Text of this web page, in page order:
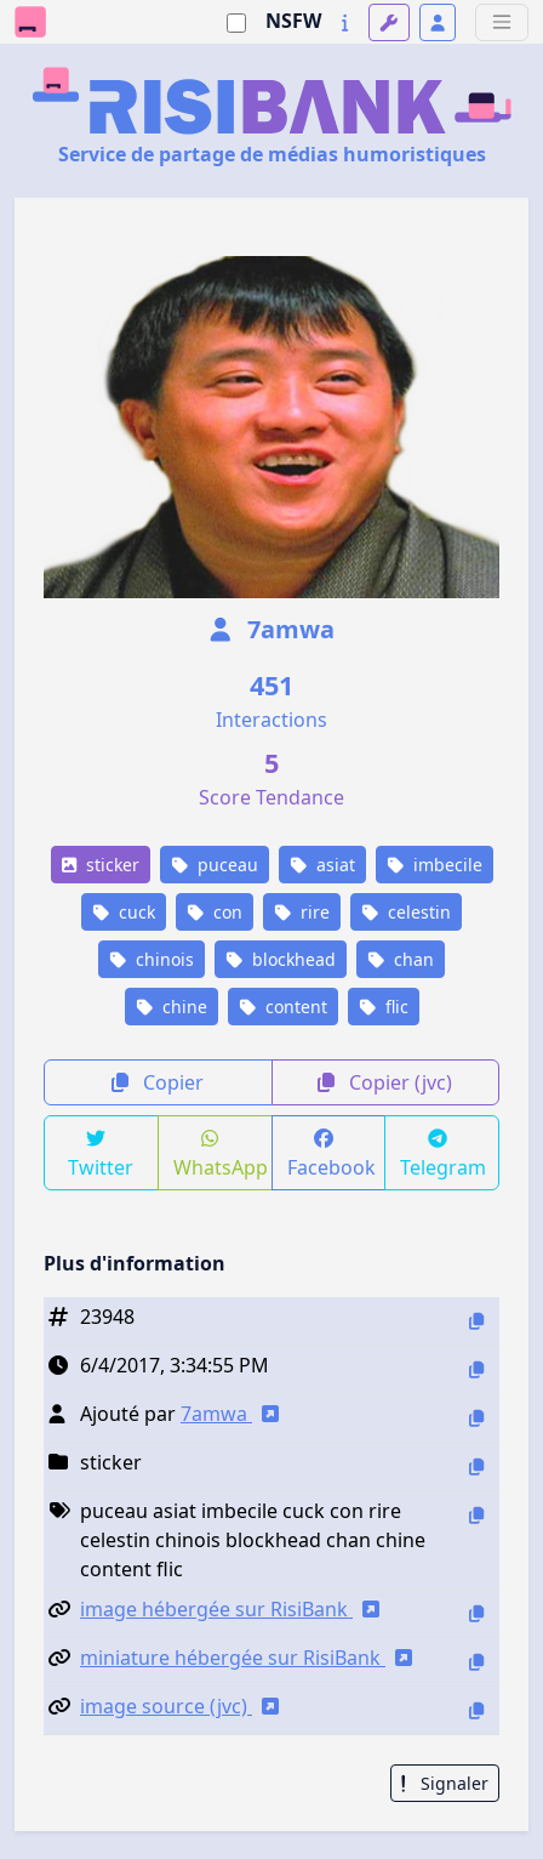
NSFW
Service de partage de médias humoristiques
7amwa
451
Interactions
5
Score Tendance
sticker puceau asiat imbecile
cuck con rire celestin
chinois blockhead chan
chine content flic
Copier Copier (jvc)
Twitter WhatsApp Facebook Telegram
Plus d'information
23948
6/4/2017, 3:34:55 PM
Ajouté par7amwa
sticker
puceau asiat imbecile cuck con rire
celestin chinois blockhead chan chine
content flic
image hébergée sur RisiBank
miniature hébergée sur RisiBank
image source (jvc)
Signaler